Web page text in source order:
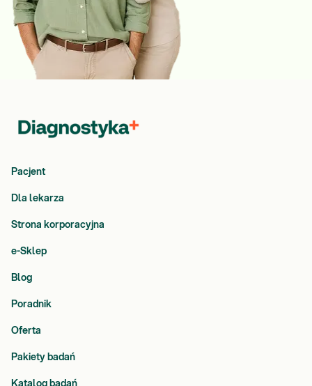
Pacjent
Dla lekarza
Strona korporacyjna
e-Sklep
Blog
Poradnik
Oferta
Pakiety badań
Katalog badań